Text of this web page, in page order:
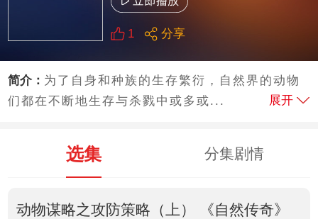
1 分享
简介： 为了自身和种族的生存繁衍，自然界的动物
们都在不断地生存与杀戮中或多或...
展开
选集 分集剧情
动物谋略之攻防策略（上） 《自然传奇》